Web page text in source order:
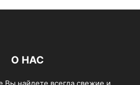
О НАС